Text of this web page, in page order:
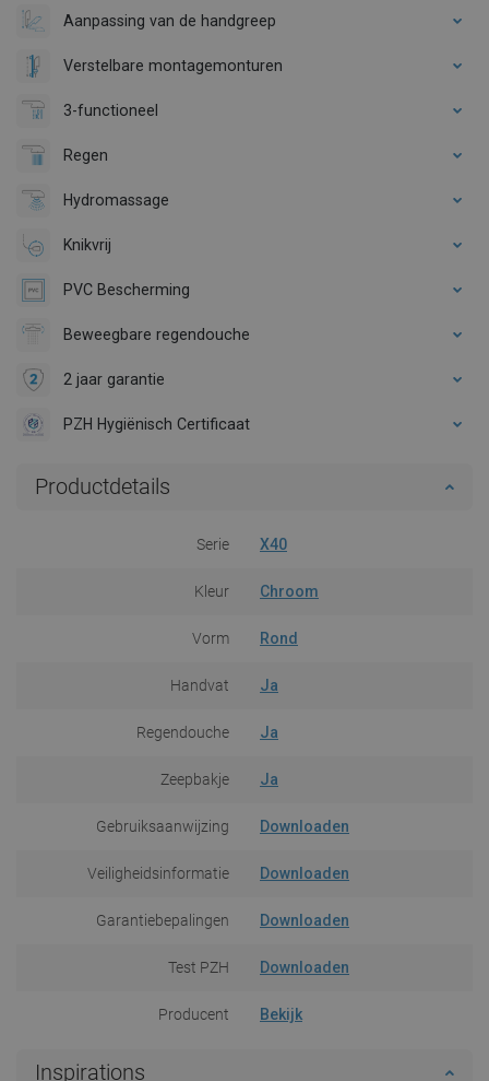
Aanpassing van de handgreep
Verstelbare montagemonturen
3-functioneel
Regen
Hydromassage
Knikvrij
PVC Bescherming
Beweegbare regendouche
2 jaar garantie
PZH Hygiënisch Certificaat
Productdetails
Serie X40
Kleur Chroom
Vorm Rond
Handvat Ja
Regendouche Ja
Zeepbakje Ja
Gebruiksaanwijzing Downloaden
Veiligheidsinformatie Downloaden
Garantiebepalingen Downloaden
Test PZH Downloaden
Producent Bekijk
Inspirations